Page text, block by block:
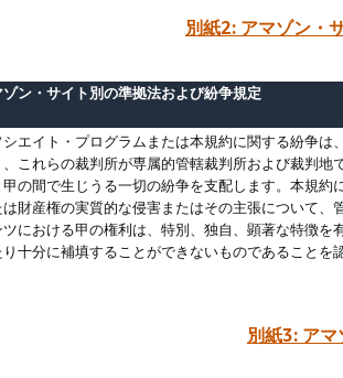
別紙2: アマゾン・
ゾン・サイト別の準拠法および紛争規定
シエイト・プログラムまたは本規約に関する紛争
、これらの裁判所が専属的管轄裁判所および裁判
甲の間で生じうる一切の紛争を支配します。本規
は財産権の実質的な侵害またはその主張について
ツにおける甲の権利は、特別、独自、顕著な特徴
り十分に補填することができないものであることを
別紙3: ア